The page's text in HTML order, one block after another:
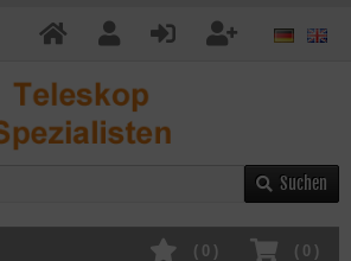
Suchen
( 0 )
( 0 )